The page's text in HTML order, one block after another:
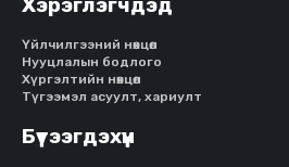
Хэрэглэгчдэд
Үйлчилгээний нөхцөл
Нууцлалын бодлого
Хүргэлтийн нөхцөл
Түгээмэл асуулт, хариулт
Бүтээгдэхүүн